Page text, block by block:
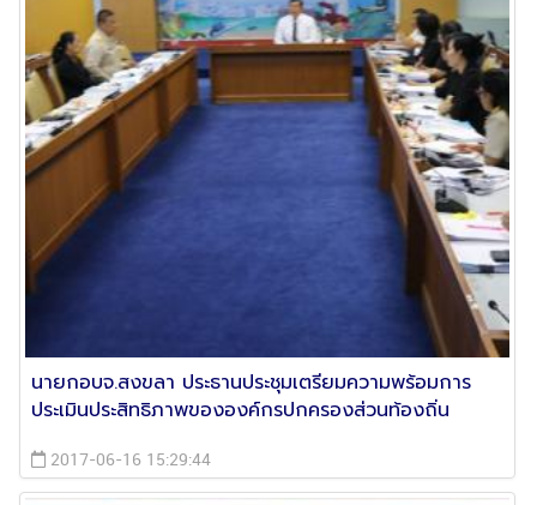
นายกอบจ.สงขลา ประธานประชุมเตรียมความพร้อมการ
ประเมินประสิทธิภาพขององค์กรปกครองส่วนท้องถิ่น
2017-06-16 15:29:44